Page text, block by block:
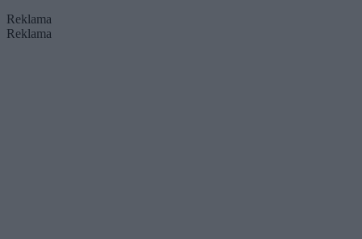
Reklama
Reklama